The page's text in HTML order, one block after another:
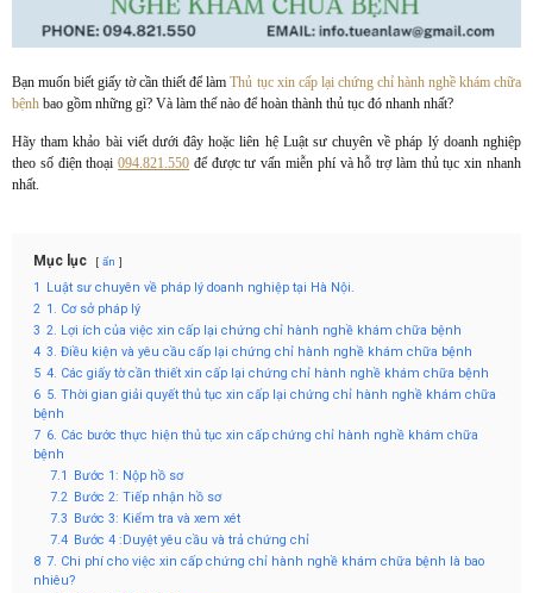
Bạn muốn biết giấy tờ cần thiết để làmThủ tục xin cấp lại chứng chỉ hành nghề khám chữa
bệnh bao gồm những gì? Và làm thế nào để hoàn thành thủ tục đó nhanh nhất?
Hãy tham khảo bài viết dưới đây hoặc liên hệ Luật sư chuyên về pháp lý doanh nghiệp
theo số điện thoại094.821.550 để được tư vấn miễn phí và hỗ trợ làm thủ tục xin nhanh
nhất.
Mục lục ẩn
1
Luật sư chuyên về pháp lý doanh nghiệp tại Hà Nội.
2 1. Cơ sở pháp lý
3 2. Lợi ích của việc xin cấp lại chứng chỉ hành nghề khám chữa bệnh
4 3. Điều kiện và yêu cầu cấp lại chứng chỉ hành nghề khám chữa bệnh
5 4. Các giấy tờ cần thiết xin cấp lại chứng chỉ hành nghề khám chữa bệnh
6 5. Thời gian giải quyết thủ tục xin cấp lại chứng chỉ hành nghề khám chữa
bệnh
7 6. Các bước thực hiện thủ tục xin cấp chứng chỉ hành nghề khám chữa
bệnh
7.1
Bước 1: Nộp hồ sơ
7.2 Bước 2: Tiếp nhận hồ sơ
7.3
Bước 3: Kiểm tra và xem xét
7.4 Bước 4 :Duyệt yêu cầu và trả chứng chỉ
8 7. Chi phí cho việc xin cấp chứng chỉ hành nghề khám chữa bệnh là bao
nhiêu?